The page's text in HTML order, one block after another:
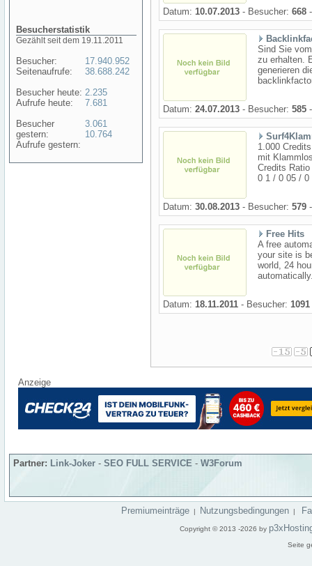
Besucherstatistik
Gezählt seit dem 19.11.2011
Besucher:
Seitenaufrufe:
Besucher heute:
Aufrufe heute:
Besucher
gestern:
Aufrufe gestern:
17.940.952
38.688.242
2.235
7.681
3.061
10.764
Datum: 10.07.2013 - Besucher: 668
Sind Sie
zu erhalten.
generieren
Datum: 24.07.2013 - Besucher: 585
1.000
mit
Credits
0 1 / 0 05 /
Datum: 30.08.2013 - Besucher: 579
Free Hits
A free
your site is
world, 24
Datum: 18.11.2011 - Besucher: 1091
Anzeige
Partner: Link-Joker - SEO FULL SERVICE - W3Forum
Premiumeinträge | Nutzungsbedingungen |
Copyright © 2013 -2026 by
Seite